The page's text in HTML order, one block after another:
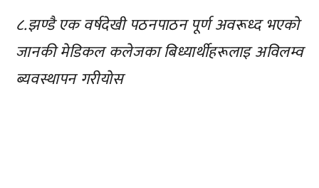
८.झण्डै एक वर्षदेखी पठनपाठन पूर्ण अवरूध्द भएकाे
जानकी मेडिकल कलेजका बिध्यार्थीहरूलाइ अविलम्व
ब्यवस्थापन गरीयाेस